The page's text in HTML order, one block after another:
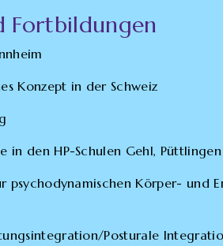
Fortbildungen
Konzept in der Schweiz
in den HP-Schulen Gehl,
psychodynamischen Körper- und
Posturale